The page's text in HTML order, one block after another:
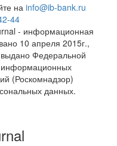
на info@ib-bank.ru
44
- информационная
10 апреля 2015г.,
выдано Федеральной
информационных
(Роскомнадзор)
данных.